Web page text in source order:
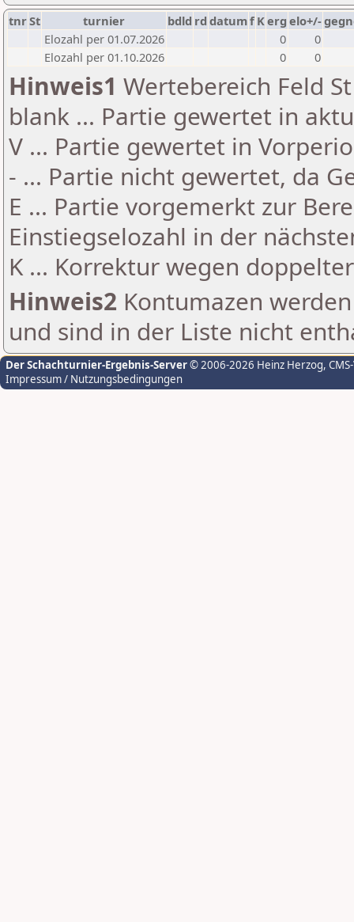
tnrSt turnier bdld rd datumf Kerg elo+/-
Elozahl per 01.07.2026
0
0
Elozahl per 01.10.2026
0 0
Hinweis1 Wertebereich Feld
blank ... Partie gewertet in
V ... Partie gewertet in
- ... Partie nicht gewertet, da
E ... Partie vorgemerkt zur
Einstiegselozahl in der
K ... Korrektur wegen
Hinweis2 Kontumazen
und sind in der Liste nicht
Der Schachturnier-Ergebnis-Server© 2006-2026 Heinz Herzog,
Impressum / Nutzungsbedingungen